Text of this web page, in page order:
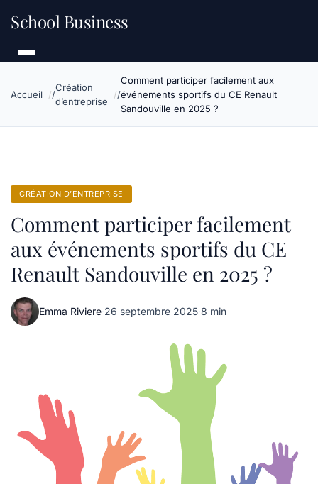
School Business
Accueil
Création
d’entreprise
Comment participer facilement aux
événements sportifs du CE Renault
Sandouville en 2025 ?
CRÉATION D’ENTREPRISE
Comment participer facilement
aux événements sportifs du CE
Renault Sandouville en 2025 ?
Emma Riviere·26 septembre 2025·8 min